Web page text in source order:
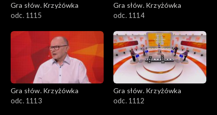
Gra słów. Krzyżówka
odc. 1115
Gra słów. Krzyżówka
odc. 1114
Gra słów. Krzyżówka
odc. 1113
Gra słów. Krzyżówka
odc. 1112